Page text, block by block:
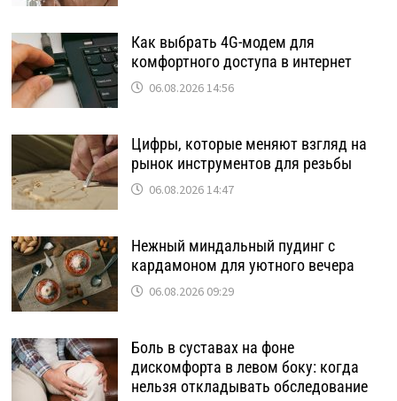
Как выбрать 4G-модем для
комфортного доступа в интернет
06.08.2026 14:56
Цифры, которые меняют взгляд на
рынок инструментов для резьбы
06.08.2026 14:47
Нежный миндальный пудинг с
кардамоном для уютного вечера
06.08.2026 09:29
Боль в суставах на фоне
дискомфорта в левом боку: когда
нельзя откладывать обследование